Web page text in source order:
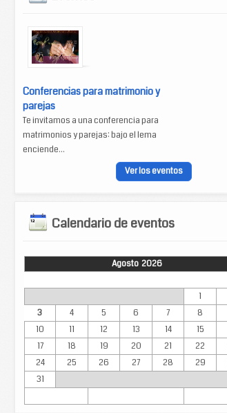
Conferencias para matrimonio y
parejas
Te invitamos a una conferencia para
matrimonios y parejas: bajo el lema
enciende...
Ver los eventos
Calendario de eventos
Agosto 2026
1
3
4 5 6 7 8
10
11 12 13 14 15
17
18 19 20 21 22
24
25 26 27 28 29
31